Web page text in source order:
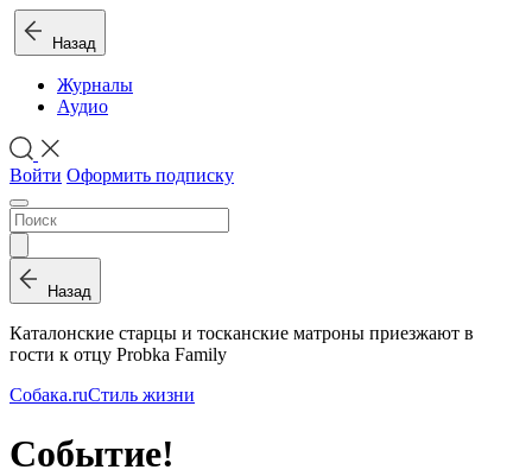
Назад
Журналы
Аудио
Войти Оформить подписку
Назад
Каталонские старцы и тосканские матроны приезжают в
гости к отцу Probka Family
Собака.ruСтиль жизни
Событие!